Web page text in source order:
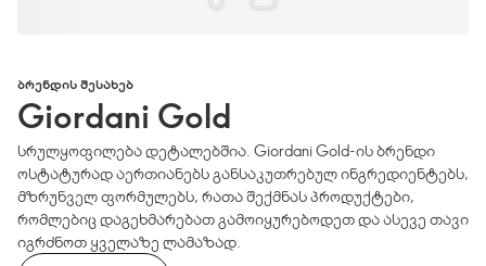
ᲑᲠᲔᲜᲓᲘᲡ ᲨᲔᲡᲐᲮᲔᲑ
Giordani Gold
სრულყოფილება დეტალებშია. Giordani Gold-ის ბრენდი
ოსტატურად აერთიანებს განსაკუთრებულ ინგრედიენტებს,
მზრუნველ ფორმულებს, რათა შექმნას პროდუქტები,
რომლებიც დაგეხმარებათ გამოიყურებოდეთ და ასევე თავი
იგრძნოთ ყველაზე ლამაზად.